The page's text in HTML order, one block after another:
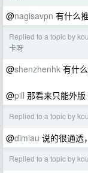
@nagisavpn 有什么
Replied to a topic by
卡呀
@shenzhenhk 有什
@pill 那看来只能外版
Replied to a topic by
@dimlau 说的很通透
Replied to a topic by